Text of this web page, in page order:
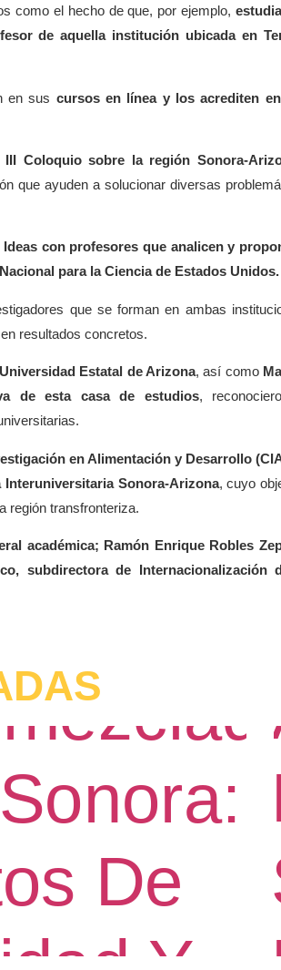
como el hecho de que, por ejemplo,
de aquella institución ubicada en
en sus cursos en línea y los acrediten
Coloquio sobre la región Sonora-
que ayuden a solucionar diversas
con profesores que analicen y
para la Ciencia de Estados Unidos.
que se forman en ambas
resultados concretos.
Estatal de Arizona, así como
de esta casa de estudios,
en Alimentación y Desarrollo
Interuniversitaria Sonora-Arizona, cuyo
región transfronteriza.
académica; Ramón Enrique Robles
subdirectora de Internacionalización